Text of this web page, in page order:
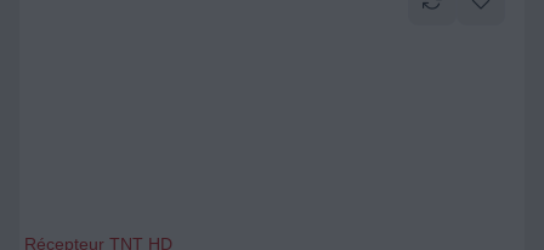
Récepteur TNT HD